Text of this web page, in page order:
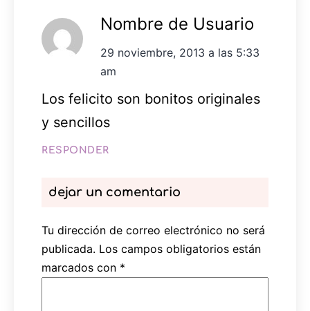
Nombre de Usuario
29 noviembre, 2013 a las 5:33
am
Los felicito son bonitos originales
y sencillos
RESPONDER
dejar un comentario
Tu dirección de correo electrónico no será
publicada. Los campos obligatorios están
marcados con *